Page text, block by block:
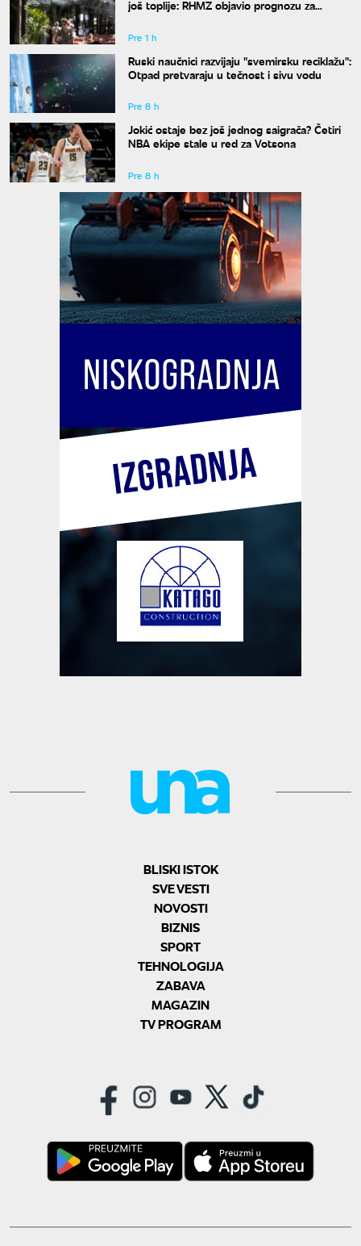
još toplije: RHMZ objavio prognozu za
Pre 1 h
Ruski naučnici razvijaju "svemirsku reciklažu":
Otpad pretvaraju u tečnost i sivu vodu
Pre 8 h
Jokić ostaje bez još jednog saigrača? Četiri
NBA ekipe stale u red za Votsona
Pre 8 h
BLISKI ISTOK
SVE VESTI
NOVOSTI
BIZNIS
SPORT
TEHNOLOGIJA
ZABAVA
MAGAZIN
TV PROGRAM